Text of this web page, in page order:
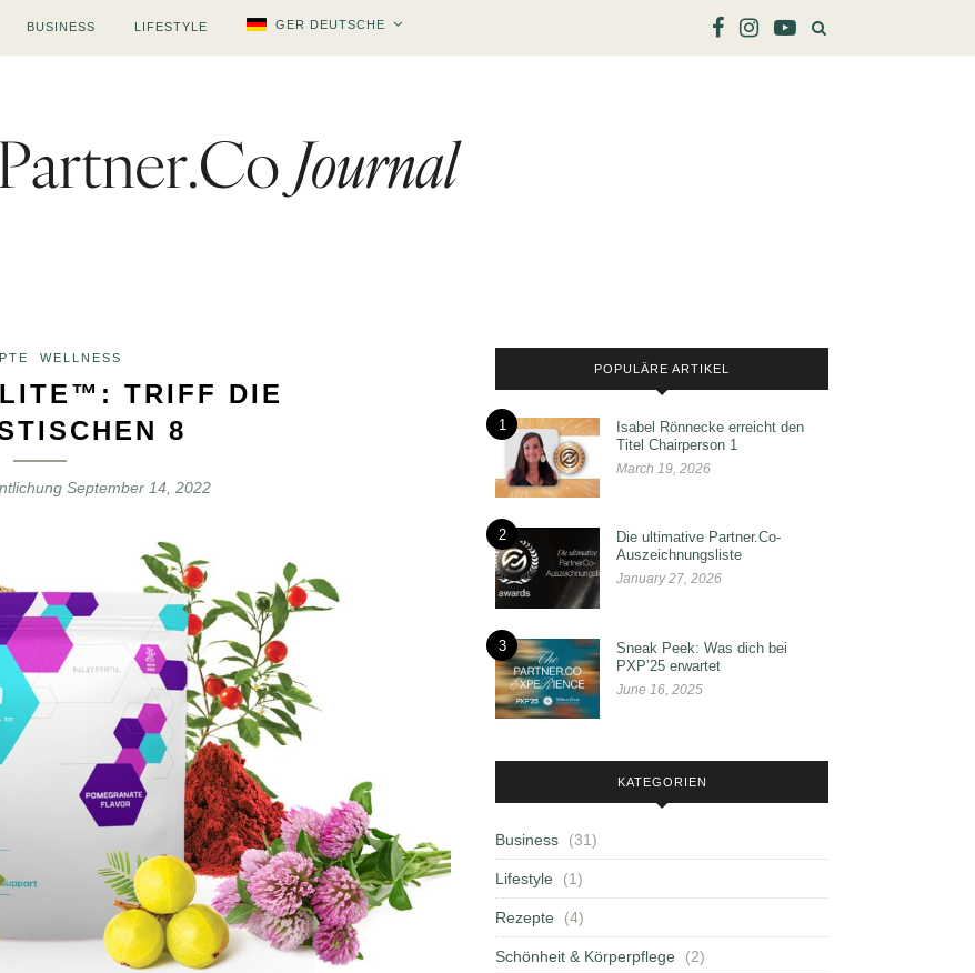
BUSINESS LIFESTYLE GER DEUTSCHE
WELLNESS
TRIFF DIE
8
September 14, 2022
POPULÄRE ARTIKEL
1
Isabel Rönnecke erreicht den
Titel Chairperson 1
March 19, 2026
2
Die ultimative Partner.Co-
Auszeichnungsliste
January 27, 2026
3
Sneak Peek: Was dich bei
PXP’25 erwartet
June 16, 2025
KATEGORIEN
Business (31)
Lifestyle (1)
Rezepte (4)
Schönheit & Körperpflege (2)